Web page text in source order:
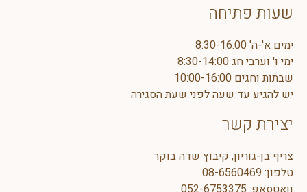
שעות פתיחה
ימים א'-ה' 8:30-16:00
ימי ו' וערבי חג 8:30-14:00
שבתות וחגים 10:00-16:00
יש להגיע עד שעה לפני שעת הסגירה
יצירת קשר
צריף בן-גוריון, קיבוץ שדה בוקר
טלפון:08-6560469